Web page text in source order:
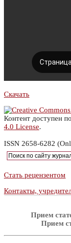
Скачать
Контент доступен
4.0 License.
ISSN 2658-6282
Стать рецензентом
Контакты,
Прием
Прием